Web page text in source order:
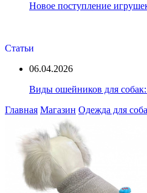
Новое поступление
Статьи
06.04.2026
Виды ошейников для собак:
Главная Магазин Одежда для